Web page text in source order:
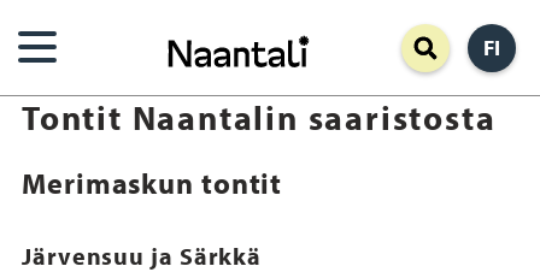
pääsisältöön
FI
Tontit Naantalin saaristosta
Merimaskun tontit
Järvensuu ja Särkkä